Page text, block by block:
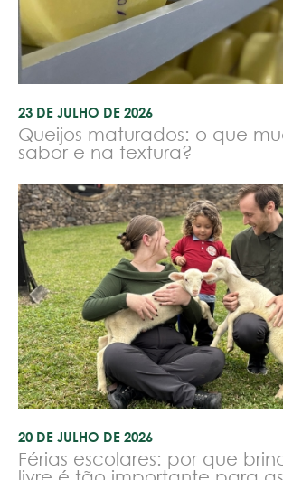
23 DE JULHO DE 2026
Queijos maturados: o que
sabor e na textura?
20 DE JULHO DE 2026
Férias escolares: por que